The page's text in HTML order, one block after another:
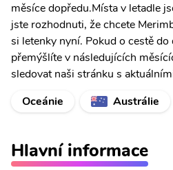
měsíce dopředu.Místa v letadle
jste rozhodnuti, že chcete
si letenky nyní. Pokud o cestě do
přemýšlíte v následujících
sledovat naši stránku s
Oceánie
Austrálie
Hlavní informace